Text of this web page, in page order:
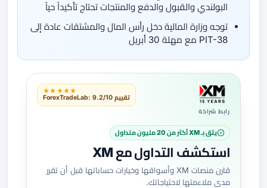
البولندي والقبول والدفع والمنتجات تحتاج تأكيداً حياً
توجه وزارة المالية دخل رأس المال والمشتقات عادة إلى
PIT-38 مع مهلة 30 أبريل
رابط شراكة
★★★★★
تقييم ForexTradeLab: 9.2/10
يثق بـ XM أكثر من 20 مليون متداول
استكشف التداول مع XM
قارن منصات XM وأسواقها وخيارات حساباتها قبل أن تقرر
مدى ملاءمتها لاحتياجاتك.